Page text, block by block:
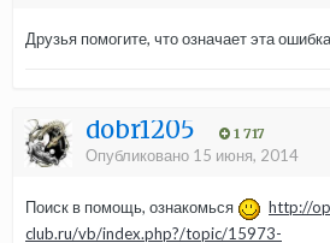
Друзья помогите, что означает эта
dobr1205 1 717
Опубликовано 15 июня, 2014
Поиск в помощь, ознакомься
http://
club.ru/vb/index.php?/topic/15973-